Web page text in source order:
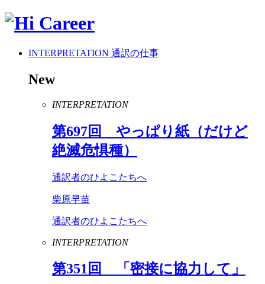
INTERPRETATION 通訳の仕事
New
INTERPRETATION
第697回 やっぱり紙（だけど
絶滅危惧種）
通訳者のひよこたちへ
柴原早苗
通訳者のひよこたちへ
INTERPRETATION
第351回 「密接に協力して」